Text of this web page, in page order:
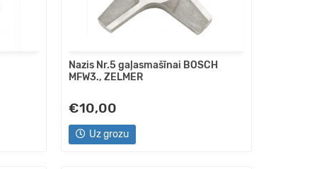
Nazis Nr.5 gaļasmašīnai BOSCH
MFW3., ZELMER
€10,00
Uz grozu